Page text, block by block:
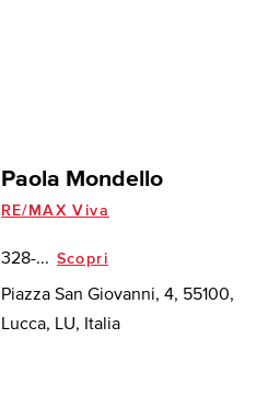
Paola Mondello
RE/MAX Viva
328-... Scopri
Piazza San Giovanni, 4, 55100,
Lucca, LU, Italia